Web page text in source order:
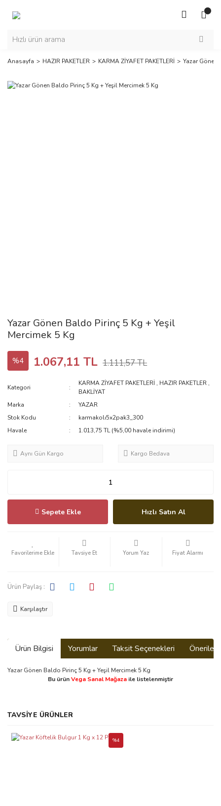
Anasayfa HAZIR PAKETLER KARMA ZİYAFET PAKETLERİ Yazar Gönen
Yazar Gönen Baldo Pirinç 5 Kg + Yeşil
Mercimek 5 Kg
%4 1.067,11 TL 1.111,57 TL
Kategori
KARMA ZİYAFET PAKETLERİ , HAZIR PAKETLER ,
BAKLİYAT
Marka
YAZAR
Stok Kodu
karmakolı5x2pak3_300
Havale
1.013,75 TL (%5,00 havale indirimi)
Aynı Gün Kargo Kargo Bedava
Sepete Ekle Hızlı Satın Al
Tavsiye Et Yorum Yaz Fiyat Alarmı
Ürün Paylaş :
Karşılaştır
Ürün Bilgisi Yorumlar Taksit Seçenekleri
Yazar Gönen Baldo Pirinç 5 Kg + Yeşil Mercimek 5 Kg
Bu ürünVega Sanal Mağaza ile listelenmiştir
Bu ürünün fiyat bilgisi, resim, ürün açıklamalarında ve diğer
konularda yetersiz gördüğünüz noktaları öneri formunu kullanarak
Görüş ve önerileriniz için teşekkür ederiz.
TAVSİYE ÜRÜNLER
%4